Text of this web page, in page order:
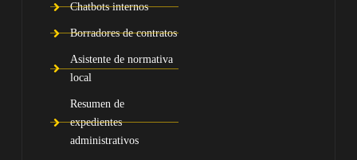
Chatbots internos
Borradores de contratos
Asistente de normativa
local
Resumen de
expedientes
administrativos